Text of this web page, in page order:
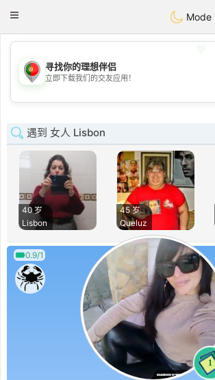
Portugues
Toggle
Mode
💖
💕
寻找你的理想伴侣
立即下载我们的交友应用！
遇到 女人 Lisbon
40 岁
Lisbon
45 岁
Queluz
0.9/1
1